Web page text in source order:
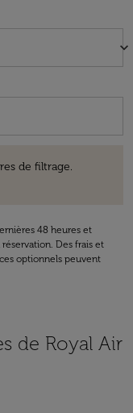
keyboard_arrow_down
de filtrage.
48 heures et
Des frais et
optionnels peuvent
de Royal Air